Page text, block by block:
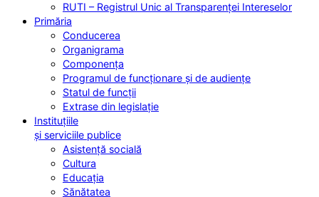
RUTI – Registrul Unic al Transparenței Intereselor
Primăria
Conducerea
Organigrama
Componența
Programul de funcționare și de audiențe
Statul de funcții
Extrase din legislație
Instituțiile
și serviciile publice
Asistență socială
Cultura
Educația
Sănătatea